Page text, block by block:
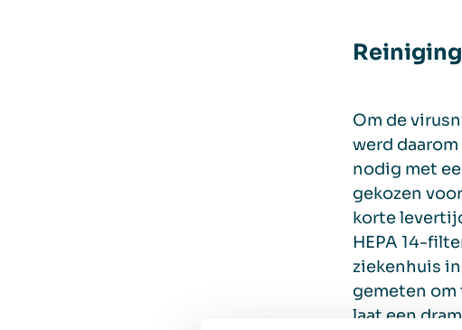
Om de
werd
nodig met
gekozen
korte
HEPA 14-
ziekenhuis
gemeten om
laat een